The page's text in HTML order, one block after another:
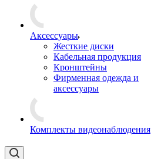
Аксессуары
Жесткие диски
Кабельная продукция
Кронштейны
Фирменная одежда и
аксессуары
Комплекты видеонаблюдения